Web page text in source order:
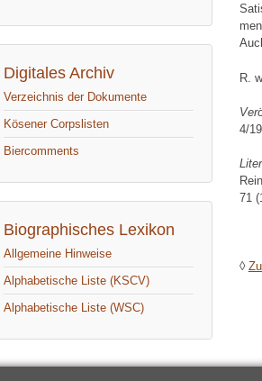
Digitales Archiv
Verzeichnis der Dokumente
Kösener Corpslisten
Biercomments
Biographisches Lexikon
Allgemeine Hinweise
Alphabetische Liste (KSCV)
Alphabetische Liste (WSC)
R.
4/
71
◊